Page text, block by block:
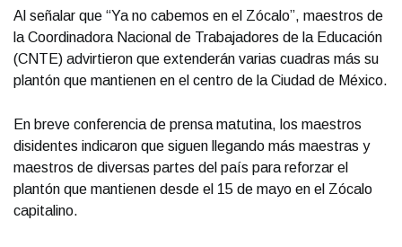
Al señalar que “Ya no cabemos en el Zócalo”, maestros de
la Coordinadora Nacional de Trabajadores de la Educación
(CNTE) advirtieron que extenderán varias cuadras más su
plantón que mantienen en el centro de la Ciudad de México.
En breve conferencia de prensa matutina, los maestros
disidentes indicaron que siguen llegando más maestras y
maestros de diversas partes del país para reforzar el
plantón que mantienen desde el 15 de mayo en el Zócalo
capitalino.